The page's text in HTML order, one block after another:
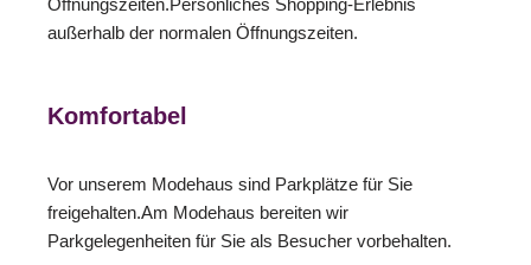
außerhalb der normalen Öffnungszeiten.
Komfortabel
Vor unserem Modehaus sind Parkplätze für Sie
freigehalten.Am Modehaus bereiten wir
Parkgelegenheiten für Sie als Besucher vorbehalten.